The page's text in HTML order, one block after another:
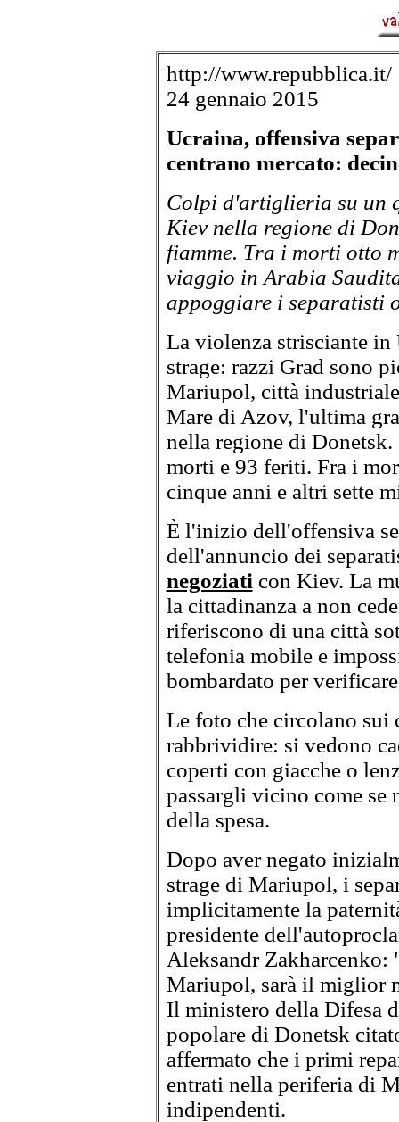
http://www.repubblica.it/
24 gennaio 2015
Ucraina, offensiva
centrano mercato:
Colpi d'artiglieria su un
Kiev nella regione di
fiamme. Tra i morti otto
viaggio in Arabia
appoggiare i separatisti
La violenza strisciante in
strage: razzi Grad sono
Mariupol, città
Mare di Azov, l'ultima
nella regione di
morti e 93 feriti. Fra i
cinque anni e altri sette
È l'inizio dell'offensiva
dell'annuncio dei
negoziati con Kiev. La
la cittadinanza a non
riferiscono di una città
telefonia mobile e
bombardato per
Le foto che circolano
rabbrividire: si vedono
coperti con giacche o
passargli vicino come se
della spesa.
Dopo aver negato
strage di Mariupol, i
implicitamente la
presidente
Aleksandr
Mariupol, sarà il miglior
Il ministero della Difesa
popolare di Donetsk
affermato che i primi
entrati nella periferia di
indipendenti.